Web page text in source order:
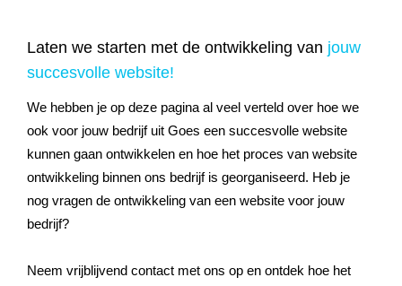
Laten we starten met de ontwikkeling van jouw
succesvolle website!
We hebben je op deze pagina al veel verteld over hoe we
ook voor jouw bedrijf uit Goes een succesvolle website
kunnen gaan ontwikkelen en hoe het proces van website
ontwikkeling binnen ons bedrijf is georganiseerd. Heb je
nog vragen de ontwikkeling van een website voor jouw
bedrijf?
Neem vrijblijvend contact met ons op en ontdek hoe het